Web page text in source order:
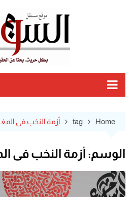
Home
tag أزمة النخب في
الوسم: أزمة النخب في